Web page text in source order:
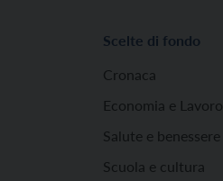
Scelte di fondo
Cronaca
Economia e Lavoro
Salute e benessere
Scuola e cultura